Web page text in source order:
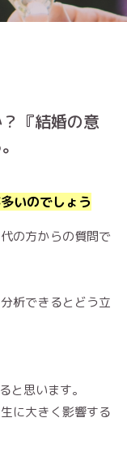
『結婚の意
いのでしょう
の方からの質問で
析できるとどう立
と思います。
に大きく影響する